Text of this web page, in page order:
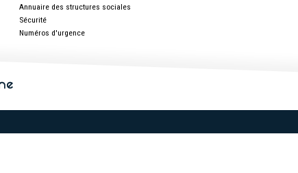
Annuaire des structures sociales
Sécurité
Numéros d'urgence